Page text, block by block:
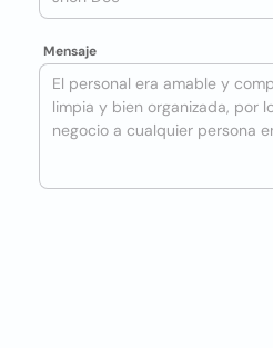
Mensaje